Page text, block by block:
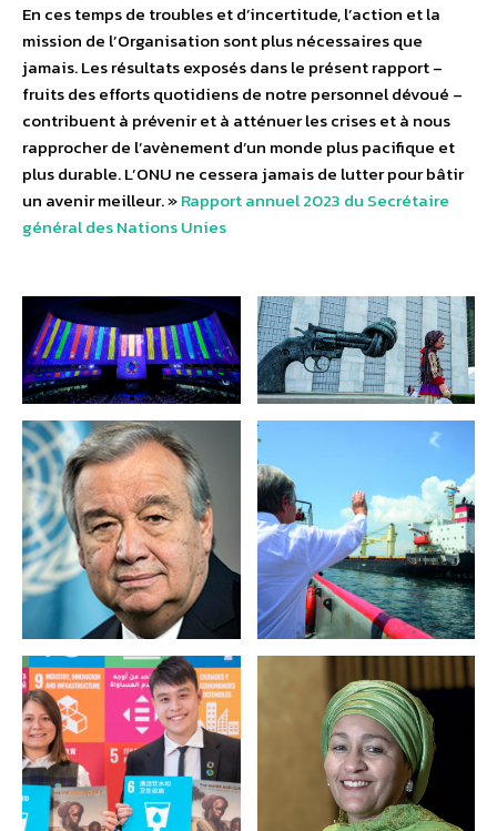
En ces temps de troubles et d’incertitude, l’action et la
mission de l’Organisation sont plus nécessaires que
jamais. Les résultats exposés dans le présent rapport –
fruits des efforts quotidiens de notre personnel dévoué –
contribuent à prévenir et à atténuer les crises et à nous
rapprocher de l’avènement d’un monde plus pacifique et
plus durable. L’ONU ne cessera jamais de lutter pour bâtir
un avenir meilleur. »Rapport annuel 2023 du Secrétaire
général des Nations Unies